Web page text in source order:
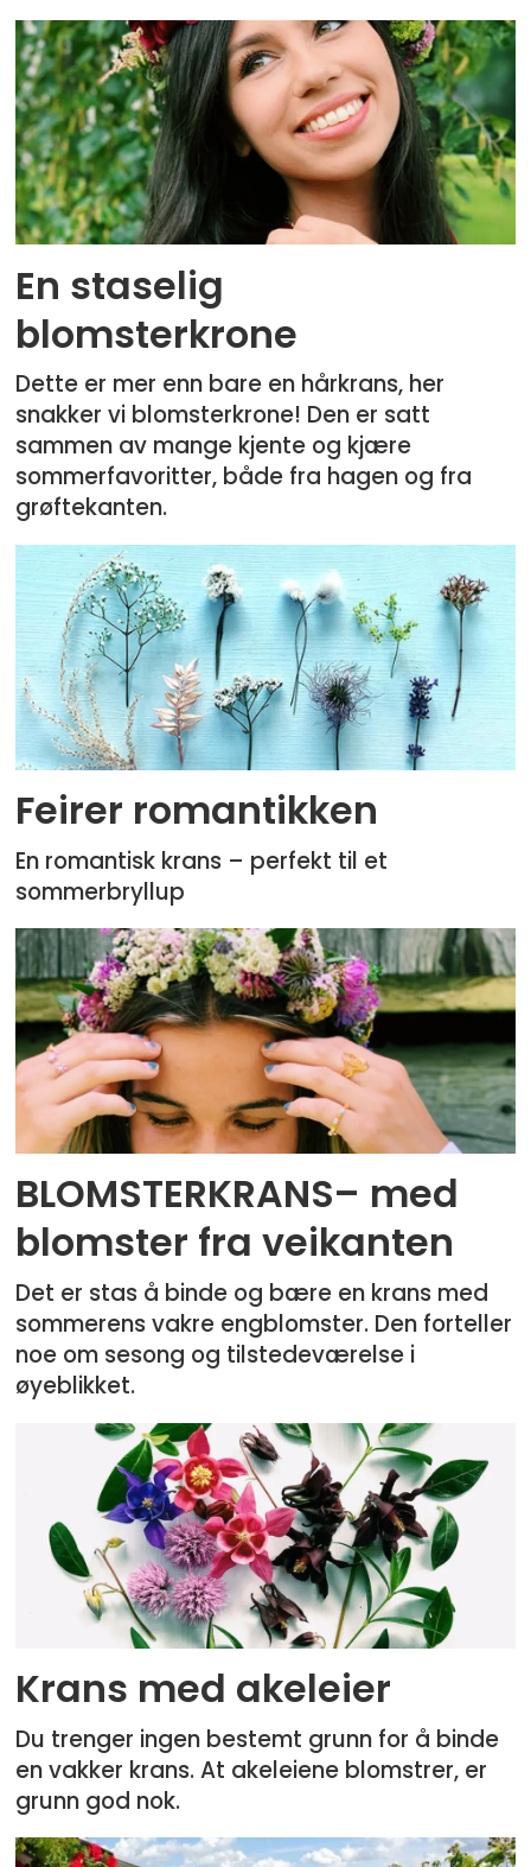
En staselig
blomsterkrone
Dette er mer enn bare en hårkrans, her
snakker vi blomsterkrone! Den er satt
sammen av mange kjente og kjære
sommerfavoritter, både fra hagen og fra
grøftekanten.
Feirer romantikken
En romantisk krans – perfekt til et
sommerbryllup
BLOMSTERKRANS– med
blomster fra veikanten
Det er stas å binde og bære en krans med
sommerens vakre engblomster. Den forteller
noe om sesong og tilstedeværelse i
øyeblikket.
Krans med akeleier
Du trenger ingen bestemt grunn for å binde
en vakker krans. At akeleiene blomstrer, er
grunn god nok.